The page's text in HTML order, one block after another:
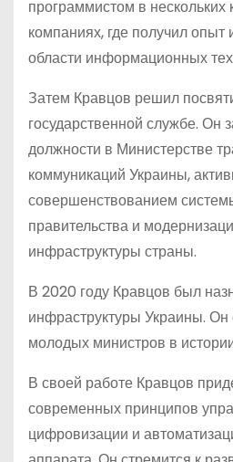
программистом в нескольких
компаниях, где получил опыт
области информационных
Затем Кравцов решил
государственной службе. Он
должности в Министерстве
коммуникаций Украины,
совершенствованием
правительства и
инфраструктуры страны.
В 2020 году Кравцов был
инфраструктуры Украины.
молодых министров в
В своей работе Кравцов
современных принципов
цифровизации и